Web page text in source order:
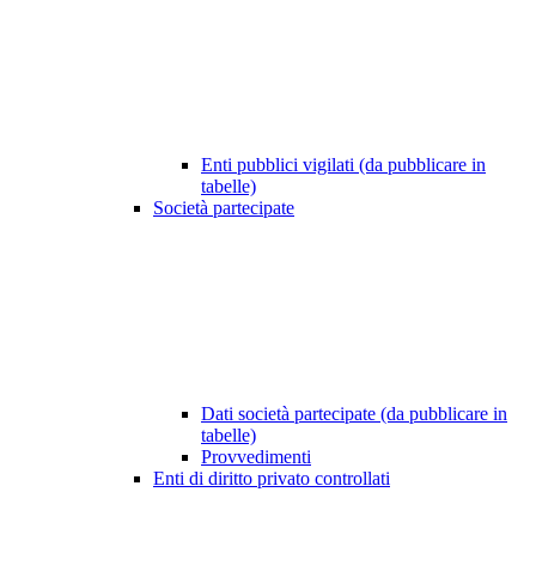
Enti pubblici vigilati (da pubblicare in
tabelle)
Società partecipate
Dati società partecipate (da pubblicare in
tabelle)
Provvedimenti
Enti di diritto privato controllati